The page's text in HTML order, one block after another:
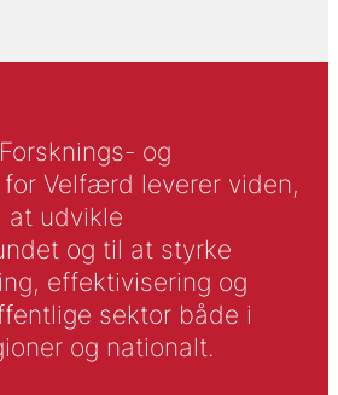
og
Velfærd leverer viden,
at udvikle
og til at styrke
effektivisering og
sektor både i
og nationalt.